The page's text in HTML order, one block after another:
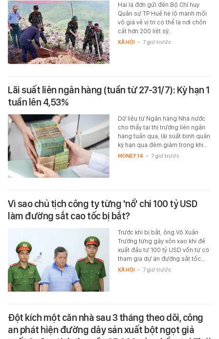
Hai lá đơn gửi đến Bộ Chỉ huy
Quân sự TP Huế hé lộ manh mối
vô giá về vị trí có thể là nơi chôn
cất hơn 200 liệt sỹ.
XÃ HỘI - 7 giờ trước
Lãi suất liên ngân hàng (tuần từ 27-31/7): Kỳ hạn 1
tuần lên 4,53%
Dữ liệu từ Ngân hàng Nhà nước
cho thấy tại thị trường liên ngân
hàng tuần qua, lãi suất bình quân
kỳ hạn qua đêm giảm trong khi…
MONEY.14 - 7 giờ trước
Vì sao chủ tịch công ty từng 'nổ' chi 100 tỷ USD
làm đường sắt cao tốc bị bắt?
Trước khi bị bắt, ông Võ Xuân
Trường từng gây xôn xao khi đề
xuất đầu tư 100 tỷ USD vốn tự có
tham gia dự án đường sắt tốc…
XÃ HỘI - 7 giờ trước
Đột kích một căn nhà sau 3 tháng theo dõi, công
an phát hiện đường dây sản xuất bột ngọt giả